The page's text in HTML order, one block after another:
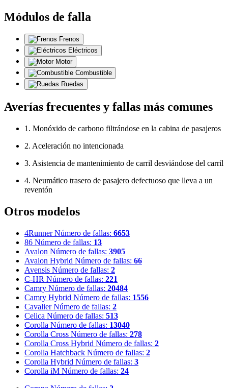
Módulos de falla
Frenos
Eléctricos
Motor
Combustible
Ruedas
Averías frecuentes y fallas más comunes
1. Monóxido de carbono filtrándose en la cabina de pasajeros
2. Aceleración no intencionada
3. Asistencia de mantenimiento de carril desviándose del carril
4. Neumático trasero de pasajero defectuoso que lleva a un
reventón
Otros modelos
4Runner Número de fallas: 6653
86 Número de fallas: 13
Avalon Número de fallas: 3905
Avalon Hybrid Número de fallas: 66
Avensis Número de fallas: 2
C-HR Número de fallas: 221
Camry Número de fallas: 20484
Camry Hybrid Número de fallas: 1556
Cavalier Número de fallas: 2
Celica Número de fallas: 513
Corolla Número de fallas: 13040
Corolla Cross Número de fallas: 278
Corolla Cross Hybrid Número de fallas: 2
Corolla Hatchback Número de fallas: 2
Corolla Hybrid Número de fallas: 3
Corolla iM Número de fallas: 24